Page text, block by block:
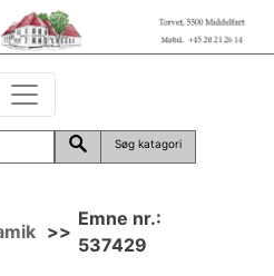
Søg katagori
>>
Emne nr.:
537429